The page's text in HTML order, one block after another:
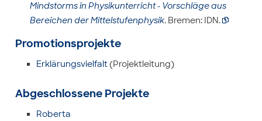
Mindstorms in Physikunterricht - Vorschläge aus
Bereichen der Mittelstufenphysik. Bremen: IDN.
Promotionsprojekte
Erklärungsvielfalt(Projektleitung)
Abgeschlossene Projekte
Roberta